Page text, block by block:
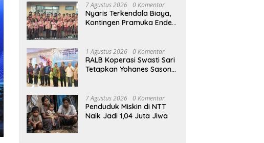
7 Agustus 2026 0 Komentar
Nyaris Terkendala Biaya,
Kontingen Pramuka Ende
Jakarta
1 Agustus 2026 0 Komentar
RALB Koperasi Swasti Sari
Tetapkan Yohanes Sason
7 Agustus 2026 0 Komentar
Penduduk Miskin di NTT
Naik Jadi 1,04 Juta Jiwa